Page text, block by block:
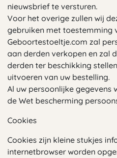
nieuwsbrief te versturen.
Voor het overige zullen wij
gebruiken met toestemming
Geboortestoeltje.com zal
aan derden verkopen en zal
derden ter beschikking
uitvoeren van uw bestelling.
Al uw persoonlijke gegevens
de Wet bescherming
Cookies
Cookies zijn kleine stukjes
internetbrowser worden